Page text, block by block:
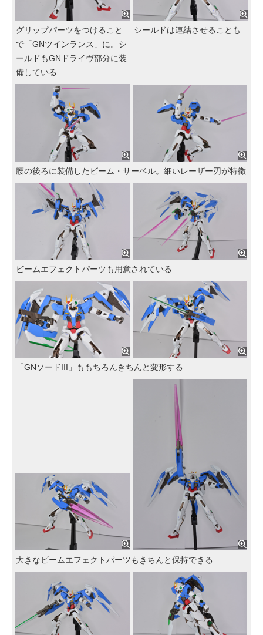
グリップパーツをつけること
で「GNツインランス」に。シ
ールドもGNドライヴ部分に装
備している
シールドは連結させることも
腰の後ろに装備したビーム・サーベル。細いレーザー刃が特徴
ビームエフェクトパーツも用意されている
「GNソードIII」ももちろんきちんと変形する
大きなビームエフェクトパーツもきちんと保持できる